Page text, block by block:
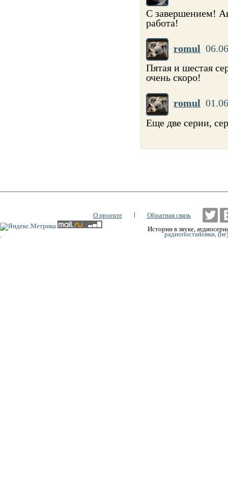
С завершением!
работа!
romul
Пятая и шестая
очень скоро!
romul
Еще две серии,
О проекте |
Обратная связь
Истории в звуке,
радиопостановки,